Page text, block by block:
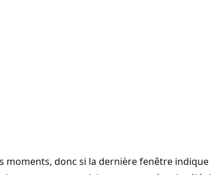
moments, donc si la dernière fenêtre